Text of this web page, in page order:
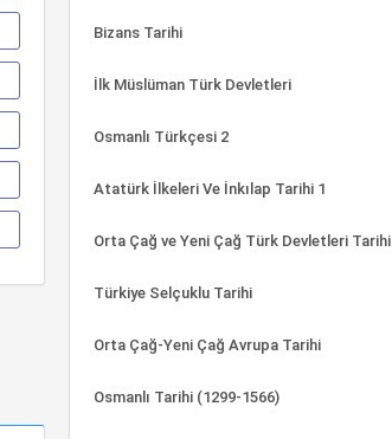
Bizans Tarihi
İlk Müslüman Türk Devletleri
Osmanlı Türkçesi 2
Atatürk İlkeleri Ve İnkılap Tarihi 1
Orta Çağ ve Yeni Çağ Türk Devletleri Tarihi
Türkiye Selçuklu Tarihi
Orta Çağ-Yeni Çağ Avrupa Tarihi
Osmanlı Tarihi (1299-1566)